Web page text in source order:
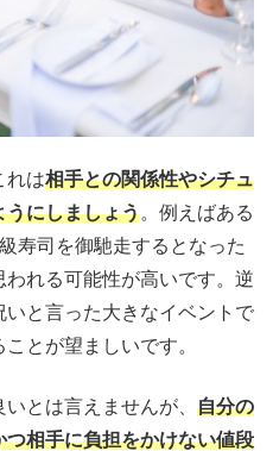
れは相手との関係性やシチュ
うにしましょう。例えばある
寿司を御馳走するとなった
れる可能性が高いです。逆
と言った大きなイベントで
とが望ましいです。
とは言えませんが、 自分の
相手に負担をかけない値段